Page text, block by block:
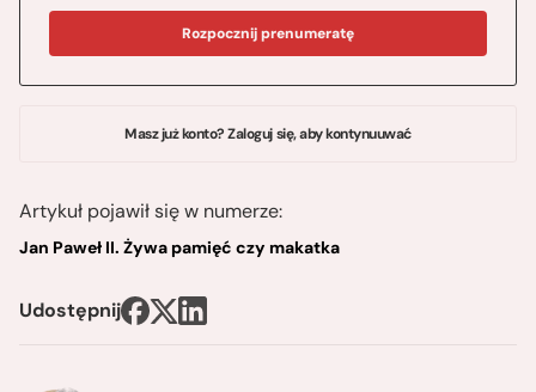
Rozpocznij prenumeratę
Masz już konto? Zaloguj się, aby kontynuuwać
Artykuł pojawił się w numerze:
Jan Paweł II. Żywa pamięć czy makatka
Udostępnij